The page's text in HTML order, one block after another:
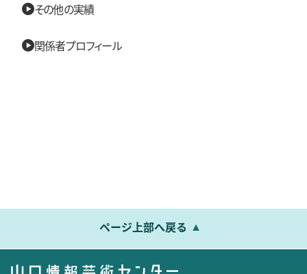
その他の実績
関係者プロフィール
ページ上部へ戻る